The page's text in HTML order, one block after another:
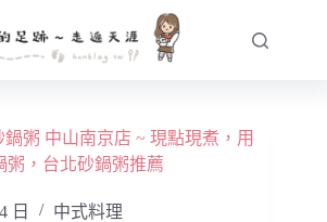
粥 中山南京店 ~ 現點現煮，用
粥，台北砂鍋粥推薦
日 中式料理